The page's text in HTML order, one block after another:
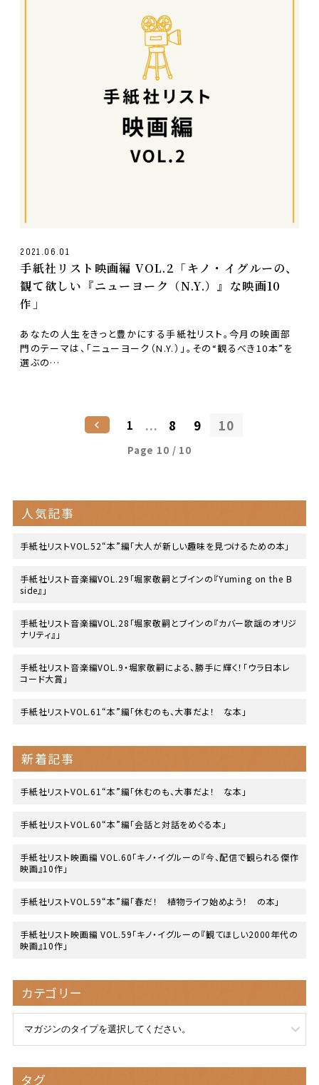
2021.06.01
手紙社リスト映画編 VOL.2「キノ・イグルーの、
観て欲しい『ニューヨーク（N.Y.）』な映画10
作」
あなたの人生をきっと豊かにする手紙社リスト。今月の映画部
門のテーマは、「ニューヨーク（N.Y.）」。その“観るべき10本”を
選ぶの…
1 ... 8 9 10
Page 10 / 10
人気記事
手紙社リストVOL.52“本”編「大人が新しい趣味を見つけるための本」
手紙社リスト音楽編VOL.29「堀家敬嗣とブインの『Yuming on the B
side』」
手紙社リスト音楽編VOL.28「堀家敬嗣とブインの『カバー歌謡のオリジ
ナリティ』」
手紙社リスト音楽編VOL.9・堀家敬嗣による、勝手に輝く！「ウラ日本レ
コード大賞」
手紙社リストVOL.61“本”編「休むのも、大事だよ！ な本」
新着記事
手紙社リストVOL.61“本”編「休むのも、大事だよ！ な本」
手紙社リストVOL.60“本”編「会話と対話をめぐる本」
手紙社リスト映画編 VOL.60「キノ・イグルーの『今、配信で観られる傑作
映画』10作」
手紙社リストVOL.59“本”編「春だ！ 植物ライフ始めよう！ の本」
手紙社リスト映画編 VOL.59「キノ・イグルーの『観てほしい2000年代の
映画』10作」
カテゴリー
タグ